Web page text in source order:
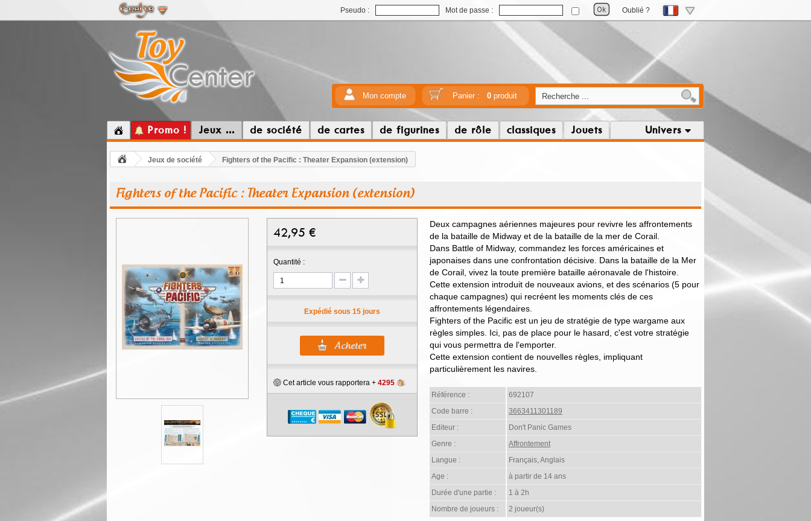
Pseudo : Mot de passe : Oublié ?
Mon compte Panier : 0produit
Promo ! Jeux ... de société de cartes de figurines de rôle classiques Jouets Univers
Jeux de société Fighters of the Pacific : Theater Expansion (extension)
Fighters of the Pacific : Theater Expansion (extension)
42,95 €
Quantité :
Expédié sous 15 jours
Cet article vous rapportera + 4295
Deux campagnes aériennes majeures pour revivre les affrontements
de la bataille de Midway et de la bataille de la mer de Corail.
Dans Battle of Midway, commandez les forces américaines et
japonaises dans une confrontation décisive. Dans la bataille de la Mer
de Corail, vivez la toute première bataille aéronavale de l'histoire.
Cette extension introduit de nouveaux avions, et des scénarios (5 pour
chaque campagnes) qui recréent les moments clés de ces
affrontements légendaires.
Fighters of the Pacific est un jeu de stratégie de type wargame aux
règles simples. Ici, pas de place pour le hasard, c'est votre stratégie
qui vous permettra de l'emporter.
Cette extension contient de nouvelles règles, impliquant
particulièrement les navires.
Référence :
692107
Code barre :
3663411301189
Editeur :
Don't Panic Games
Genre :
Affrontement
Langue :
Français, Anglais
Age :
à partir de 14 ans
Durée d'une partie :
1 à 2h
Nombre de joueurs :
2 joueur(s)